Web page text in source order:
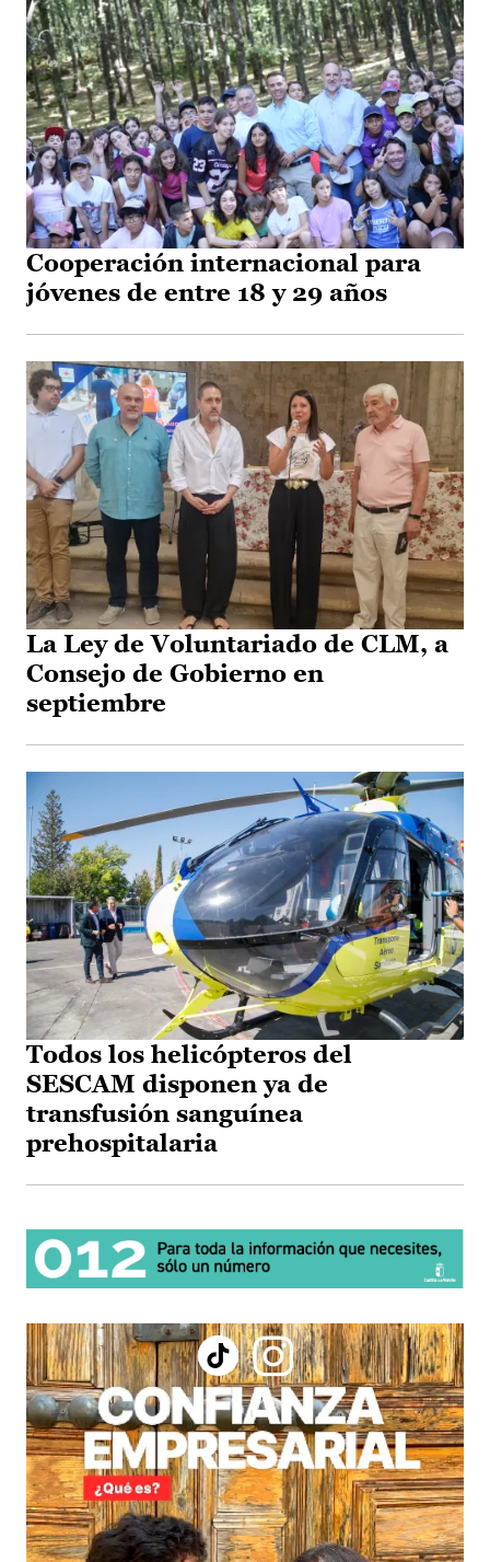
Cooperación internacional para
jóvenes de entre 18 y 29 años
La Ley de Voluntariado de CLM, a
Consejo de Gobierno en
septiembre
Todos los helicópteros del
SESCAM disponen ya de
transfusión sanguínea
prehospitalaria